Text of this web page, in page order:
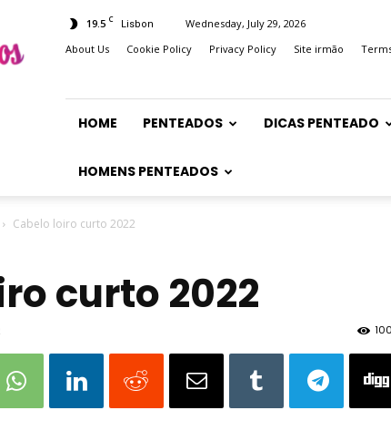
19.5 C Lisbon
Wednesday, July 29, 2026
About Us
Cookie Policy Privacy Policy Site irmão
HOME PENTEADOS DICAS PENTEADO
HOMENS PENTEADOS
Cabelo loiro curto 2022
curto 2022